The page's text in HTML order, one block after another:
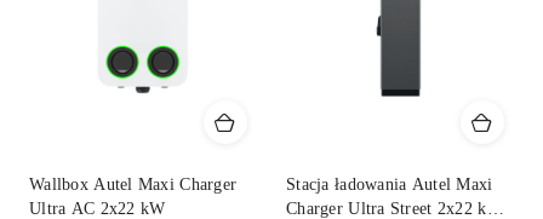
Wallbox Autel Maxi Charger
Ultra AC 2x22 kW
Stacja ładowania Autel Maxi
Charger Ultra Street 2x22 kW